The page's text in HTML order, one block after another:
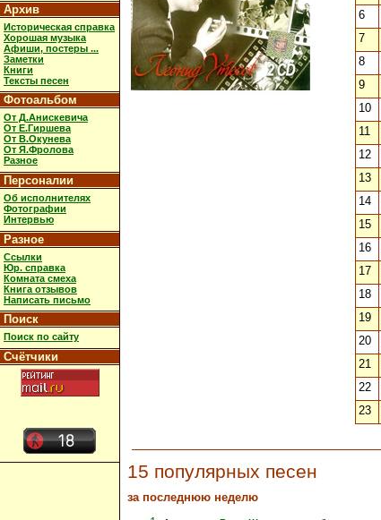
Архив
Историческая справка
Хорошая музыка
Афиши, постеры ...
Заметки
Книги
Тексты песен
Фотоальбом
От Д.Анискевича
От Е.Гиршева
От В.Окунева
От Я.Фролова
Разное
Персоналии
Об исполнителях
Фотографии
Интервью
Разное
Ссылки
Юр. справка
Комната смеха
Книга отзывов
Написать письмо
Поиск
Поиск по сайту
Счётчики
6
7
8
9
10
11
12
13
14
15
16
17
18
19
20
21
22
23
15 популярных песен
за последнюю неделю